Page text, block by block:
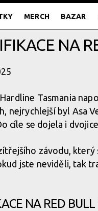
MERCH BAZAR
NA
Tasmania
nejrychlejší byl Asa
cíle se dojela i
závodu, který
jste neviděli, tak
NA RED